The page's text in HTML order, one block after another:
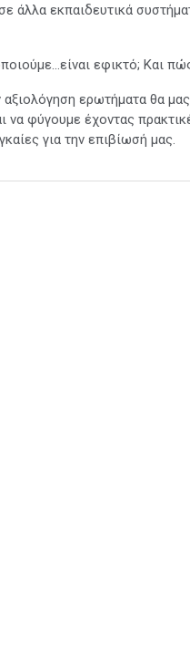
άλλα εκπαιδευτικά
εφικτό; Και
αξιολόγηση ερωτήματα θα
να φύγουμε έχοντας
για την επιβίωσή μας.